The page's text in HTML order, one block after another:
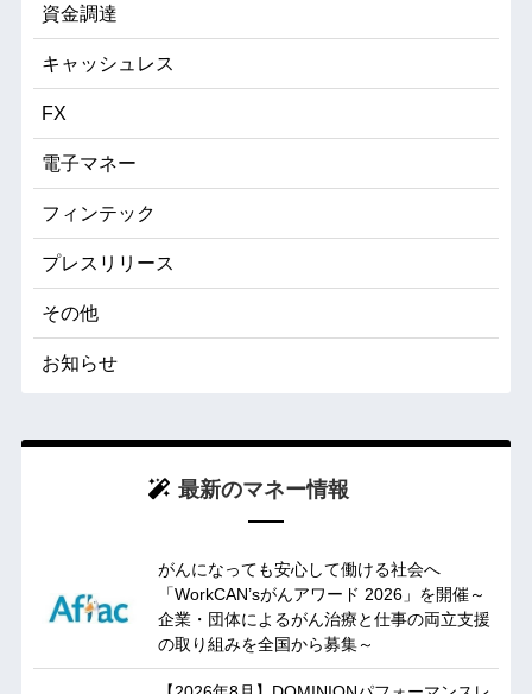
資金調達
キャッシュレス
FX
電子マネー
フィンテック
プレスリリース
その他
お知らせ
最新のマネー情報
がんになっても安心して働ける社会へ
「WorkCAN’sがんアワード 2026」を開催～
企業・団体によるがん治療と仕事の両立支援
の取り組みを全国から募集～